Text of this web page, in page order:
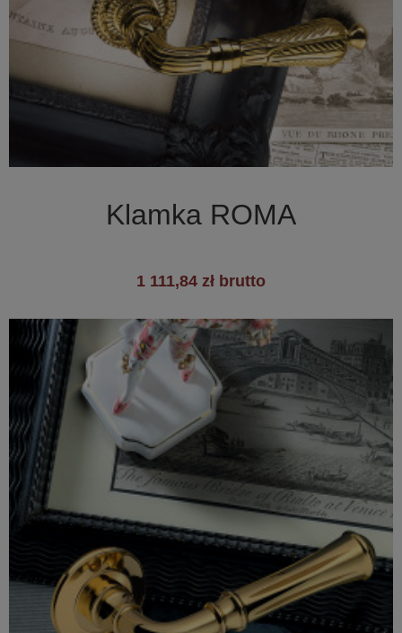
Klamka ROMA
1 111,84 zł brutto